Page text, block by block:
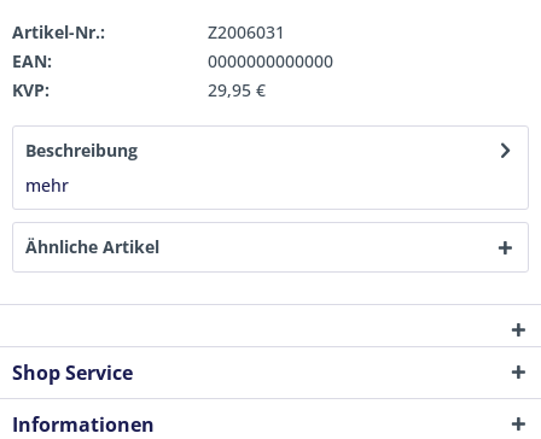
Artikel-Nr.:
Z2006031
EAN:
0000000000000
KVP:
29,95 €
Beschreibung
mehr
Ähnliche Artikel
Shop Service
Informationen